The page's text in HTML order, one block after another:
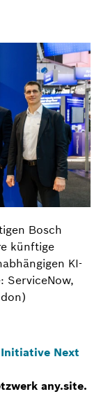
Bosch
künftige
KI-
ServiceNow,
Initiative Next
any.site.